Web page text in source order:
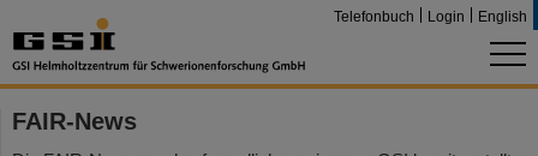
Telefonbuch Login English
FAIR-News